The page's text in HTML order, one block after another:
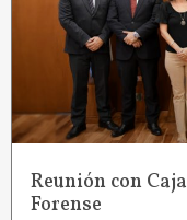
Reunión con
Forense